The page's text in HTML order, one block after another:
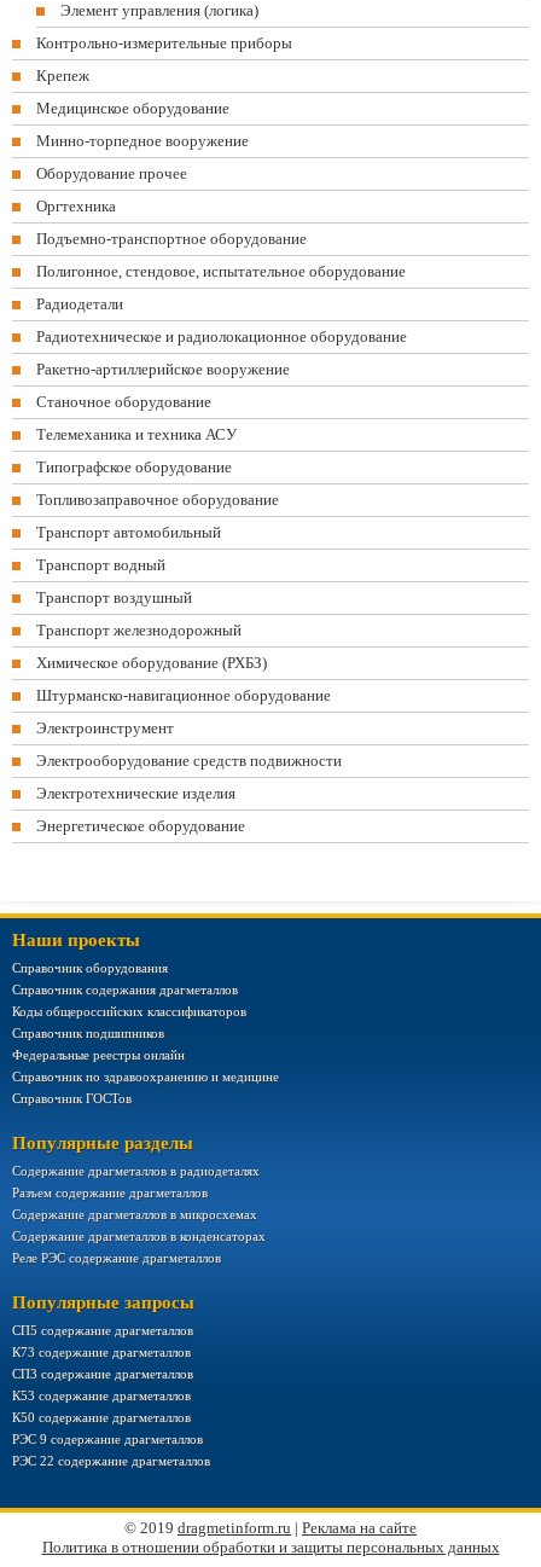
Элемент управления (логика)
Контрольно-измерительные приборы
Крепеж
Медицинское оборудование
Минно-торпедное вооружение
Оборудование прочее
Оргтехника
Подъемно-транспортное оборудование
Полигонное, стендовое, испытательное оборудование
Радиодетали
Радиотехническое и радиолокационное оборудование
Ракетно-артиллерийское вооружение
Станочное оборудование
Телемеханика и техника АСУ
Типографское оборудование
Топливозаправочное оборудование
Транспорт автомобильный
Транспорт водный
Транспорт воздушный
Транспорт железнодорожный
Химическое оборудование (РХБЗ)
Штурманско-навигационное оборудование
Электроинструмент
Электрооборудование средств подвижности
Электротехнические изделия
Энергетическое оборудование
Наши проекты
Справочник оборудования
Справочник содержания драгметаллов
Коды общероссийских классификаторов
Справочник подшипников
Федеральные реестры онлайн
Справочник по здравоохранению и медицине
Справочник ГОСТов
Популярные разделы
Содержание драгметаллов в радиодеталях
Разъем содержание драгметаллов
Содержание драгметаллов в микросхемах
Содержание драгметаллов в конденсаторах
Реле РЭС содержание драгметаллов
Популярные запросы
СП5 содержание драгметаллов
К73 содержание драгметаллов
СП3 содержание драгметаллов
К53 содержание драгметаллов
К50 содержание драгметаллов
РЭС 9 содержание драгметаллов
РЭС 22 содержание драгметаллов
© 2019 dragmetinform.ru | Реклама на сайте
Политика в отношении обработки и защиты персональных данных